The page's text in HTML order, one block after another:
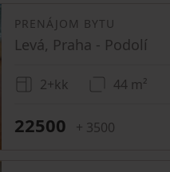
PRENÁJOM BYTU
Levá, Praha - Podolí
2+kk 44 m²
22500 + 3500